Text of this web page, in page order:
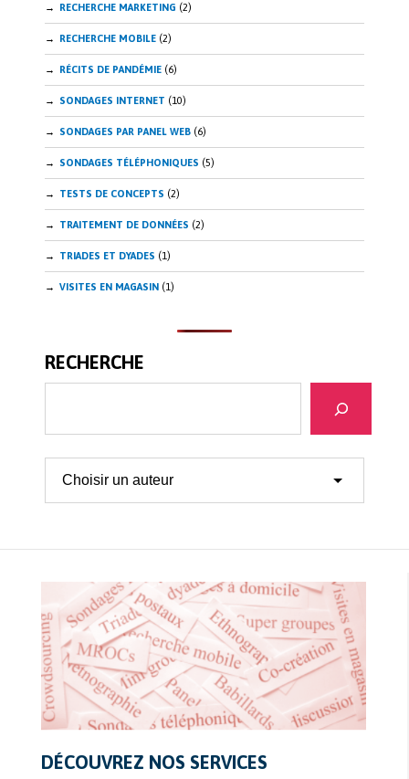
RECHERCHE MARKETING (2)
RECHERCHE MOBILE (2)
RÉCITS DE PANDÉMIE (6)
SONDAGES INTERNET (10)
SONDAGES PAR PANEL WEB (6)
SONDAGES TÉLÉPHONIQUES (5)
TESTS DE CONCEPTS (2)
TRAITEMENT DE DONNÉES (2)
TRIADES ET DYADES (1)
VISITES EN MAGASIN (1)
RECHERCHE
DÉCOUVREZ NOS SERVICES